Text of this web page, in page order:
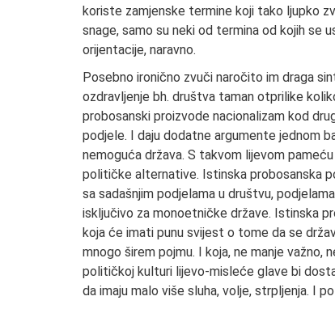
koriste zamjenske termine koji tako ljupko
snage, samo su neki od termina od kojih se
orijentacije, naravno.
Posebno ironično zvuči naročito im draga
ozdravljenje bh. društva taman otprilike
probosanski proizvode nacionalizam kod
podjele. I daju dodatne argumente jednom
nemoguća država. S takvom lijevom
političke alternative. Istinska probosanska
sa sadašnjim podjelama u društvu,
isključivo za monoetničke države. Istinska
koja će imati punu svijest o tome da se
mnogo širem pojmu. I koja, ne manje
političkoj kulturi lijevo-misleće glave bi
da imaju malo više sluha, volje, strpljenja. I